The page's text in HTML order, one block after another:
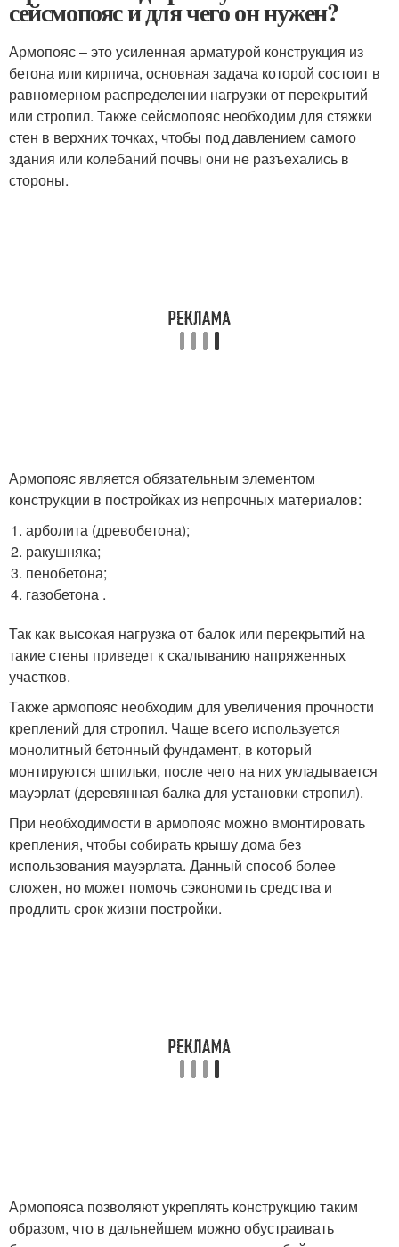
сейсмопояс и для чего он нужен?
Армопояс – это усиленная арматурой конструкция из
бетона или кирпича, основная задача которой состоит в
равномерном распределении нагрузки от перекрытий
или стропил. Также сейсмопояс необходим для стяжки
стен в верхних точках, чтобы под давлением самого
здания или колебаний почвы они не разъехались в
стороны.
Армопояс является обязательным элементом
конструкции в постройках из непрочных материалов:
арболита (древобетона);
ракушняка;
пенобетона;
газобетона .
Так как высокая нагрузка от балок или перекрытий на
такие стены приведет к скалыванию напряженных
участков.
Также армопояс необходим для увеличения прочности
креплений для стропил. Чаще всего используется
монолитный бетонный фундамент, в который
монтируются шпильки, после чего на них укладывается
мауэрлат (деревянная балка для установки стропил).
При необходимости в армопояс можно вмонтировать
крепления, чтобы собирать крышу дома без
использования мауэрлата. Данный способ более
сложен, но может помочь сэкономить средства и
продлить срок жизни постройки.
Армопояса позволяют укреплять конструкцию таким
образом, что в дальнейшем можно обустраивать